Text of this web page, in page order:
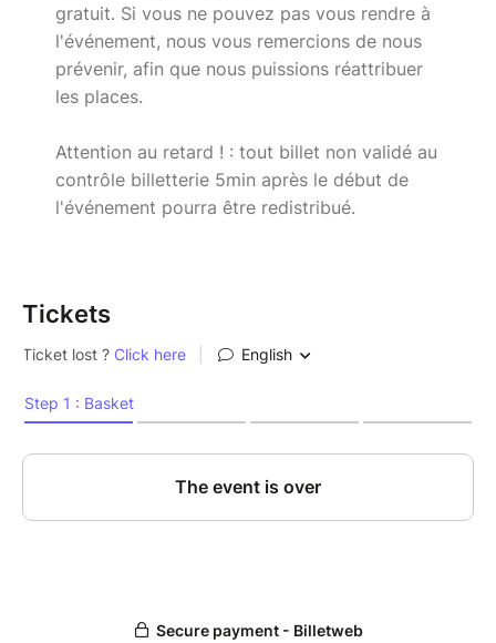
gratuit. Si vous ne pouvez pas vous rendre à
l'événement, nous vous remercions de nous
prévenir, afin que nous puissions réattribuer
les places.
Attention au retard ! : tout billet non validé au
contrôle billetterie 5min après le début de
l'événement pourra être redistribué.
Tickets